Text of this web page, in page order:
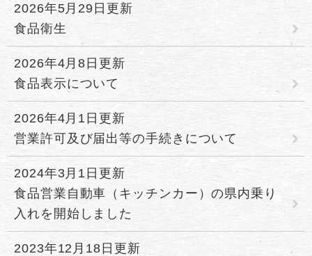
2026年5月29日更新
食品衛生
2026年4月8日更新
食品表示について
2026年4月1日更新
営業許可及び届出等の手続きについて
2024年3月1日更新
食品営業自動車（キッチンカー）の県内乗り
入れを開始しました
2023年12月18日更新